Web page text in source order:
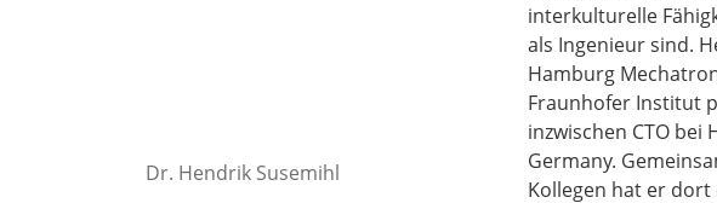
Dr. Hendrik Susemihl
interkulturelle
als Ingenieur sind.
Hamburg
Fraunhofer Institut
inzwischen CTO bei
Germany.
Kollegen hat er dort